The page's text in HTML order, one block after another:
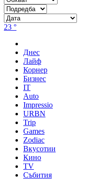
23 °
Днес
Лайф
Корнер
Бизнес
IT
Auto
Impressio
URBN
Trip
Games
Zodiac
Вкусотии
Кино
TV
Събития